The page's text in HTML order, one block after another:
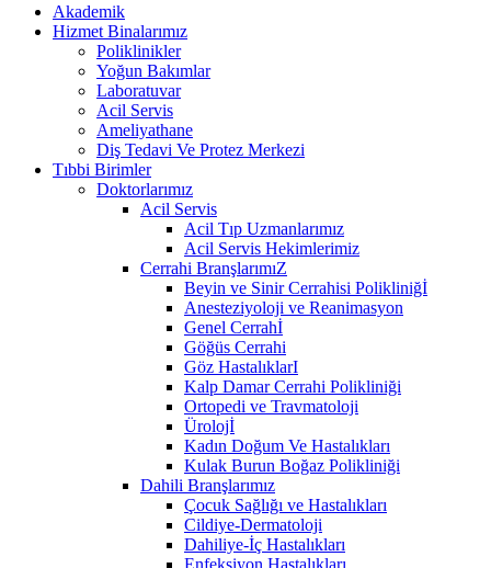
Akademik
Hizmet Binalarımız
Poliklinikler
Yoğun Bakımlar
Laboratuvar
Acil Servis
Ameliyathane
Diş Tedavi Ve Protez Merkezi
Tıbbi Birimler
Doktorlarımız
Acil Servis
Acil Tıp Uzmanlarımız
Acil Servis Hekimlerimiz
Cerrahi BranşlarımıZ
Beyin ve Sinir Cerrahisi Polikliniğİ
Anesteziyoloji ve Reanimasyon
Genel Cerrahİ
Göğüs Cerrahi
Göz HastalıklarI
Kalp Damar Cerrahi Polikliniği
Ortopedi ve Travmatoloji
Ürolojİ
Kadın Doğum Ve Hastalıkları
Kulak Burun Boğaz Polikliniği
Dahili Branşlarımız
Çocuk Sağlığı ve Hastalıkları
Cildiye-Dermatoloji
Dahiliye-İç Hastalıkları
Enfeksiyon Hastalıkları